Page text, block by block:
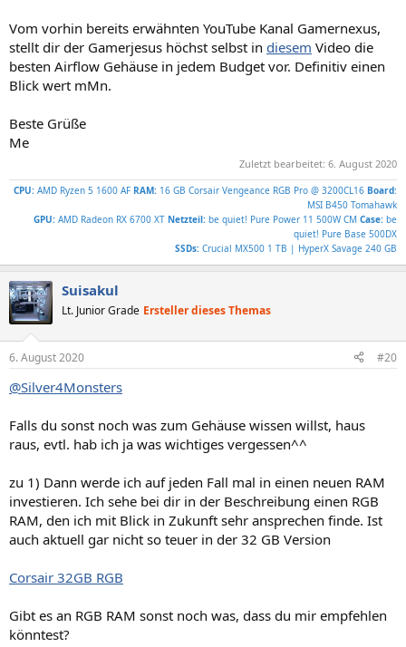
Vom vorhin bereits erwähnten YouTube Kanal Gamernexus,
stellt dir der Gamerjesus höchst selbst in diesem Video die
besten Airflow Gehäuse in jedem Budget vor. Definitiv einen
Blick wert mMn.
Beste Grüße
Me
Zuletzt bearbeitet: 6. August 2020
CPU: AMD Ryzen 5 1600 AF RAM: 16 GB Corsair Vengeance RGB Pro @ 3200CL16 Board:
MSI B450 Tomahawk
GPU: AMD Radeon RX 6700 XT Netzteil: be quiet! Pure Power 11 500W CM Case: be
quiet! Pure Base 500DX
SSDs: Crucial MX500 1 TB | HyperX Savage 240 GB
Suisakul
Lt. Junior Grade Ersteller dieses Themas
6. August 2020 #20
@Silver4Monsters
Falls du sonst noch was zum Gehäuse wissen willst, haus
raus, evtl. hab ich ja was wichtiges vergessen^^
zu 1) Dann werde ich auf jeden Fall mal in einen neuen RAM
investieren. Ich sehe bei dir in der Beschreibung einen RGB
RAM, den ich mit Blick in Zukunft sehr ansprechen finde. Ist
auch aktuell gar nicht so teuer in der 32 GB Version
Corsair 32GB RGB
Gibt es an RGB RAM sonst noch was, dass du mir empfehlen
könntest?